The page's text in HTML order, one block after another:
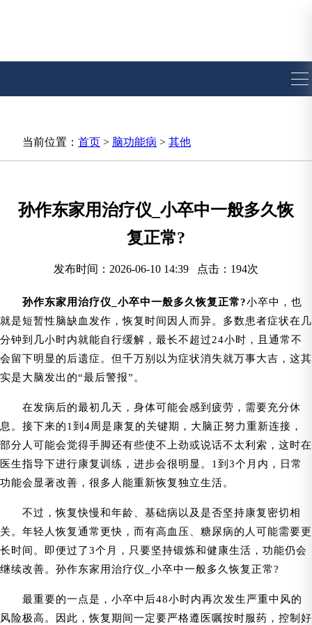
当前位置： 首页 > 脑功能病 > 其他
孙作东家用治疗仪_小卒中一般多久恢
复正常?
发布时间：2026-06-10 14:39 点击：194次
孙作东家用治疗仪_小卒中一般多久恢复正常?小卒中，也
就是短暂性脑缺血发作，恢复时间因人而异。多数患者症状在几
分钟到几小时内就能自行缓解，最长不超过24小时，且通常不
会留下明显的后遗症。但千万别以为症状消失就万事大吉，这其
实是大脑发出的“最后警报”。
在发病后的最初几天，身体可能会感到疲劳，需要充分休
息。接下来的1到4周是康复的关键期，大脑正努力重新连接，
部分人可能会觉得手脚还有些使不上劲或说话不太利索，这时在
医生指导下进行康复训练，进步会很明显。1到3个月内，日常
功能会显著改善，很多人能重新恢复独立生活。
不过，恢复快慢和年龄、基础病以及是否坚持康复密切相
关。年轻人恢复通常更快，而有高血压、糖尿病的人可能需要更
长时间。即便过了3个月，只要坚持锻炼和健康生活，功能仍会
继续改善。孙作东家用治疗仪_小卒中一般多久恢复正常?
最重要的一点是，小卒中后48小时内再次发生严重中风的
风险极高。因此，恢复期间一定要严格遵医嘱按时服药，控制好